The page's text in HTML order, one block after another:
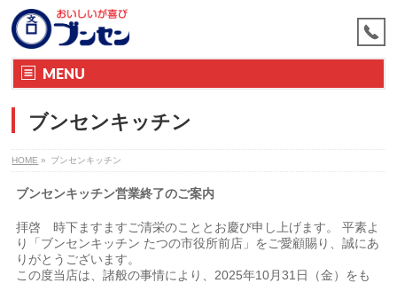
MENU
ブンセンキッチン
HOME » ブンセンキッチン
ブンセンキッチン営業終了のご案内
拝啓 時下ますますご清栄のこととお慶び申し上げます。 平素よ
り「ブンセンキッチン たつの市役所前店」をご愛顧賜り、誠にあ
りがとうございます。
この度当店は、諸般の事情により、2025年10月31日（金）をも